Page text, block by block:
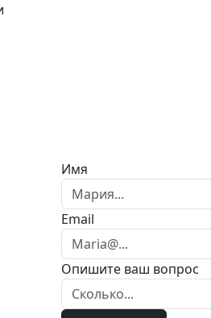
Имя
Email
Опишите ваш вопрос